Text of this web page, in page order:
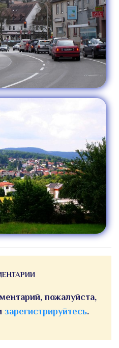
пожалуйста,
зарегистрируйтесь.